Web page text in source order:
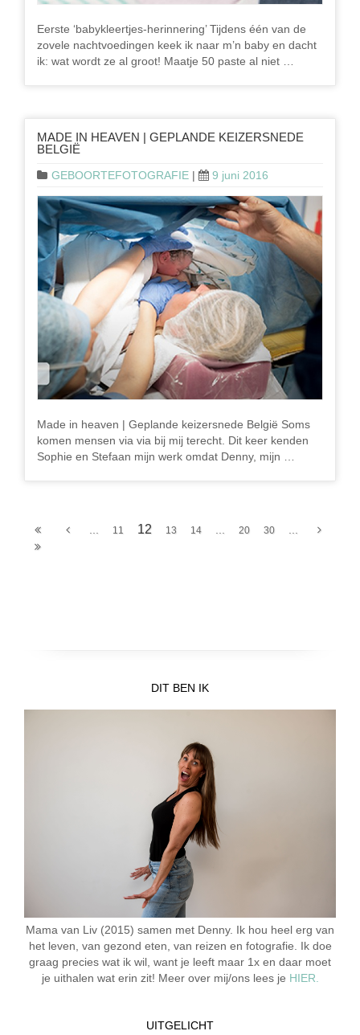
Eerste ‘babykleertjes-herinnering’ Tijdens één van de
zovele nachtvoedingen keek ik naar m’n baby en dacht
ik: wat wordt ze al groot! Maatje 50 paste al niet …
MADE IN HEAVEN | GEPLANDE KEIZERSNEDE
BELGIË
GEBOORTEFOTOGRAFIE | 9 juni 2016
Made in heaven | Geplande keizersnede België Soms
komen mensen via via bij mij terecht. Dit keer kenden
Sophie en Stefaan mijn werk omdat Denny, mijn …
11 12 13 14 20 30
DIT BEN IK
Mama van Liv (2015) samen met Denny. Ik hou heel erg van
het leven, van gezond eten, van reizen en fotografie. Ik doe
graag precies wat ik wil, want je leeft maar 1x en daar moet
je uithalen wat erin zit! Meer over mij/ons lees je HIER.
UITGELICHT